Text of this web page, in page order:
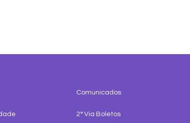
Comunicados
2° Via Boletos